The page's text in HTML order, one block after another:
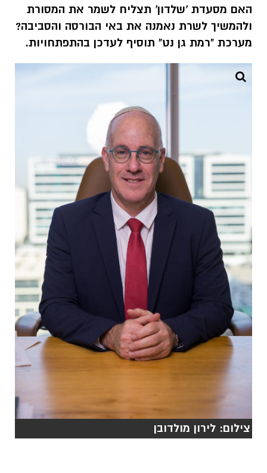
צילום: לירון מולדובן
הצטרפו לקבוצת החדשות השקטה של רמת גן נט ב-